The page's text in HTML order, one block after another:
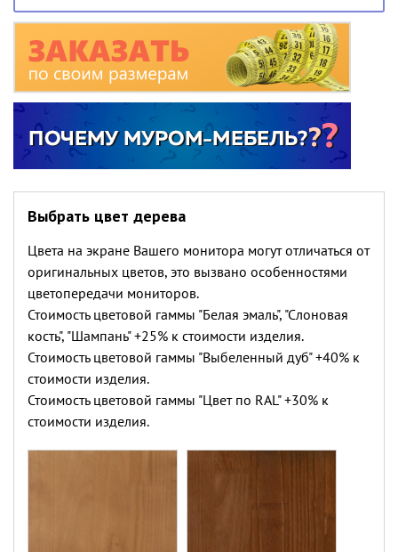
Выбрать цвет дерева
Цвета на экране Вашего монитора могут отличаться от
оригинальных цветов, это вызвано особенностями
цветопередачи мониторов.
Стоимость цветовой гаммы "Белая эмаль", "Слоновая
кость", "Шампань" +25% к стоимости изделия.
Стоимость цветовой гаммы "Выбеленный дуб" +40% к
стоимости изделия.
Стоимость цветовой гаммы "Цвет по RAL" +30% к
стоимости изделия.